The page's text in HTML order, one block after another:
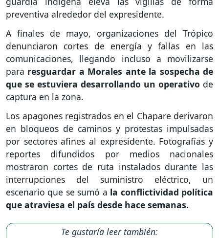
preventiva alrededor del expresidente.
A finales de mayo, organizaciones del Trópico
denunciaron cortes de energía y fallas en las
comunicaciones, llegando incluso a movilizarse
para resguardar a Morales ante la sospecha de
que se estuviera desarrollando un operativo de
captura en la zona.
Los apagones registrados en el Chapare derivaron
en bloqueos de caminos y protestas impulsadas
por sectores afines al expresidente. Fotografías y
reportes difundidos por medios nacionales
mostraron cortes de ruta instalados durante las
interrupciones del suministro eléctrico, un
escenario que se sumó a la conflictividad política
que atraviesa el país desde hace semanas.
Te gustaría leer también: